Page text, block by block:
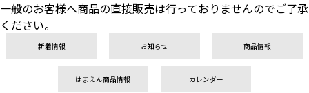
一般のお客様へ商品の直接販売は行っておりませんのでご了承
ください。
新着情報 お知らせ 商品情報
はまえん商品情報 カレンダー